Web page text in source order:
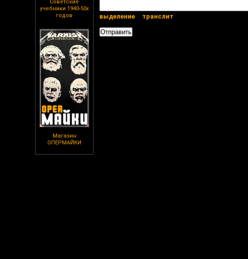
Советские
учебники 1940-50х
годов
Магазин
ОПЕРМАЙКИ
выделение транслит